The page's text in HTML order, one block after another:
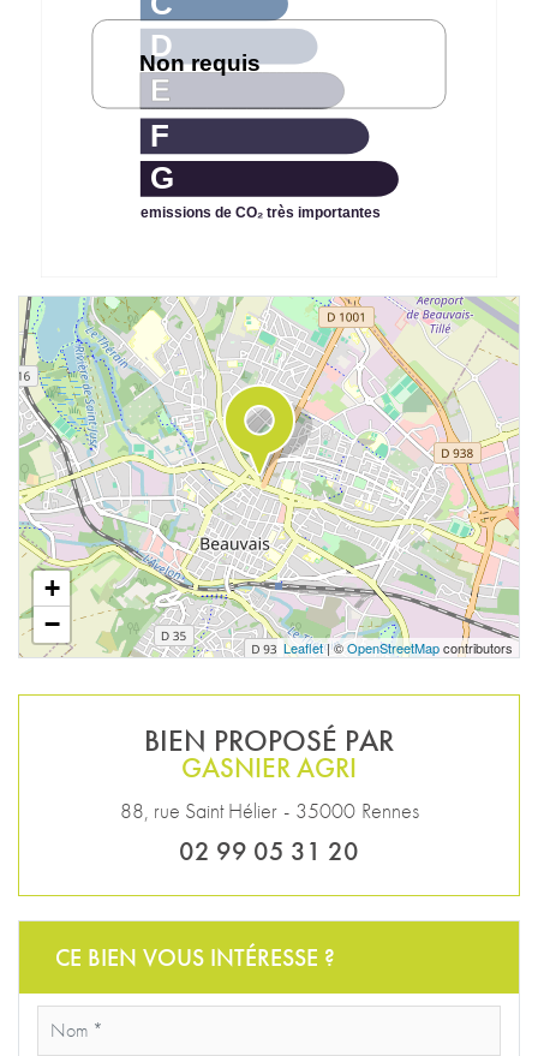
D
E
F
G
emissions de CO₂ très importantes
Non requis
+
−
Leaflet| ©OpenStreetMapcontributors
BIEN PROPOSÉ PAR
GASNIER AGRI
88, rue Saint Hélier - 35000 Rennes
02 99 05 31 20
CE BIEN VOUS INTÉRESSE ?